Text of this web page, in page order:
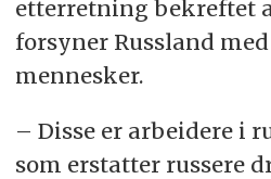
etterretning bekreftet
forsyner Russland
mennesker.
– Disse er arbeidere i
som erstatter russere